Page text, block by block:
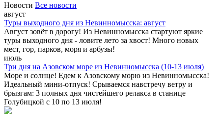
Новости Все новости
август
Туры выходного дня из Невинномысска: август
Август зовёт в дорогу! Из Невинномысска стартуют яркие
туры выходного дня - ловите лето за хвост! Много новых
мест, гор, парков, моря и арбузы!
июль
Три дня на Азовском море из Невинномысска (10-13 июля)
Море и солнце! Едем к Азовскому морю из Невинномысска!
Идеальный мини-отпуск! Срываемся навстречу ветру и
брызгам: 3 полных дня чистейшего релакса в станице
Голубицкой с 10 по 13 июля!